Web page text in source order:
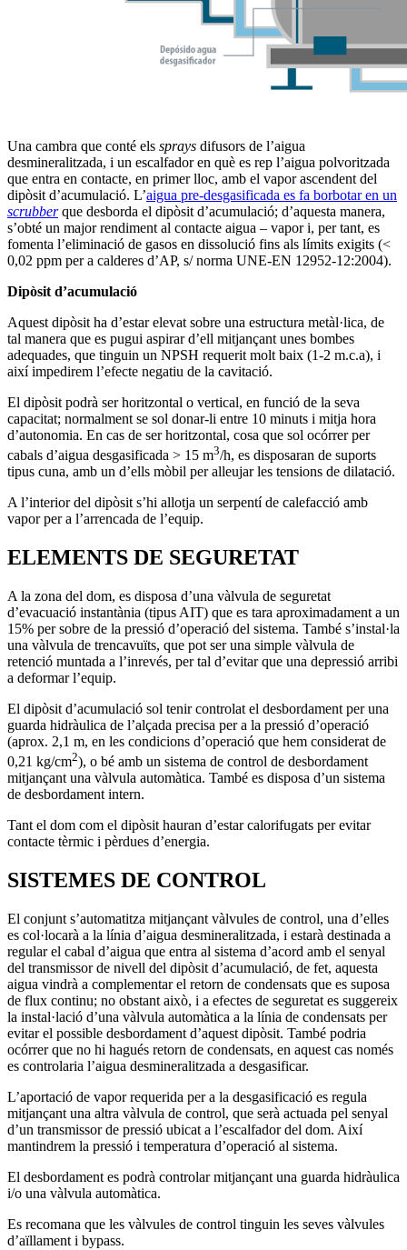
Una cambra que conté els sprays difusors de l’aigua
desmineralitzada, i un escalfador en què es rep l’aigua polvoritzada
que entra en contacte, en primer lloc, amb el vapor ascendent del
dipòsit d’acumulació. L’aigua pre-desgasificada es fa borbotar en un
scrubberque desborda el dipòsit d’acumulació; d’aquesta manera,
s’obté un major rendiment al contacte aigua – vapor i, per tant, es
fomenta l’eliminació de gasos en dissolució fins als límits exigits (<
0,02 ppm per a calderes d’AP, s/ norma UNE-EN 12952-12:2004).
Dipòsit d’acumulació
Aquest dipòsit ha d’estar elevat sobre una estructura metàl·lica, de
tal manera que es pugui aspirar d’ell mitjançant unes bombes
adequades, que tinguin un NPSH requerit molt baix (1-2 m.c.a), i
així impedirem l’efecte negatiu de la cavitació.
El dipòsit podrà ser horitzontal o vertical, en funció de la seva
capacitat; normalment se sol donar-li entre 10 minuts i mitja hora
d’autonomia. En cas de ser horitzontal, cosa que sol ocórrer per
cabals d’aigua desgasificada > 15 m3/h, es disposaran de suports
tipus cuna, amb un d’ells mòbil per alleujar les tensions de dilatació.
A l’interior del dipòsit s’hi allotja un serpentí de calefacció amb
vapor per a l’arrencada de l’equip.
ELEMENTS DE SEGURETAT
A la zona del dom, es disposa d’una vàlvula de seguretat
d’evacuació instantània (tipus AIT) que es tara aproximadament a un
15% per sobre de la pressió d’operació del sistema. També s’instal·la
una vàlvula de trencavuïts, que pot ser una simple vàlvula de
retenció muntada a l’inrevés, per tal d’evitar que una depressió arribi
a deformar l’equip.
El dipòsit d’acumulació sol tenir controlat el desbordament per una
guarda hidràulica de l’alçada precisa per a la pressió d’operació
(aprox. 2,1 m, en les condicions d’operació que hem considerat de
0,21 kg/cm2), o bé amb un sistema de control de desbordament
mitjançant una vàlvula automàtica. També es disposa d’un sistema
de desbordament intern.
Tant el dom com el dipòsit hauran d’estar calorifugats per evitar
contacte tèrmic i pèrdues d’energia.
SISTEMES DE CONTROL
El conjunt s’automatitza mitjançant vàlvules de control, una d’elles
es col·locarà a la línia d’aigua desmineralitzada, i estarà destinada a
regular el cabal d’aigua que entra al sistema d’acord amb el senyal
del transmissor de nivell del dipòsit d’acumulació, de fet, aquesta
aigua vindrà a complementar el retorn de condensats que es suposa
de flux continu; no obstant això, i a efectes de seguretat es suggereix
la instal·lació d’una vàlvula automàtica a la línia de condensats per
evitar el possible desbordament d’aquest dipòsit. També podria
ocórrer que no hi hagués retorn de condensats, en aquest cas només
es controlaria l’aigua desmineralitzada a desgasificar.
L’aportació de vapor requerida per a la desgasificació es regula
mitjançant una altra vàlvula de control, que serà actuada pel senyal
d’un transmissor de pressió ubicat a l’escalfador del dom. Així
mantindrem la pressió i temperatura d’operació al sistema.
El desbordament es podrà controlar mitjançant una guarda hidràulica
i/o una vàlvula automàtica.
Es recomana que les vàlvules de control tinguin les seves vàlvules
d’aïllament i bypass.